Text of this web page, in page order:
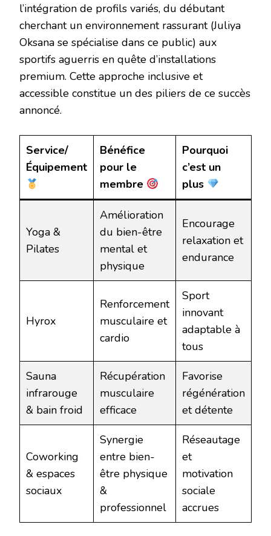
l’intégration de profils variés, du débutant
cherchant un environnement rassurant (Juliya
Oksana se spécialise dans ce public) aux
sportifs aguerris en quête d’installations
premium. Cette approche inclusive et
accessible constitue un des piliers de ce succès
annoncé.
Service/
Équipement
Bénéfice
pour le
membre
Pourquoi
c’est un
plus
Yoga &
Pilates
Amélioration
du bien-être
mental et
physique
Encourage
relaxation et
endurance
Hyrox
Renforcement
musculaire et
cardio
Sport
innovant
adaptable à
tous
Sauna
infrarouge
& bain froid
Récupération
musculaire
efficace
Favorise
régénération
et détente
Coworking
& espaces
sociaux
Synergie
entre bien-
être physique
&
professionnel
Réseautage
et
motivation
sociale
accrues